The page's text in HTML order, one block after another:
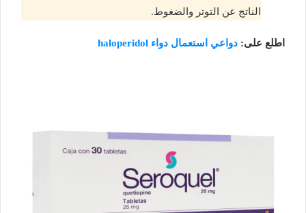
الناتج عن التوتر والضغوط.
اطلع على: دواعي استعمال دواء haloperidol